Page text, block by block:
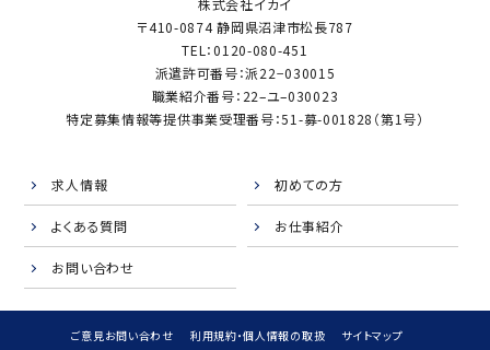
〒410-0874 静岡県沼津市松長787
TEL：0120-080-451
派遣許可番号：派22−030015
職業紹介番号：22–ユ–030023
特定募集情報等提供事業受理番号：51-募-001828（第1号）
求人情報 初めての方
よくある質問 お仕事紹介
お問い合わせ
ご意見お問い合わせ 利用規約・個人情報の取扱 サイトマップ